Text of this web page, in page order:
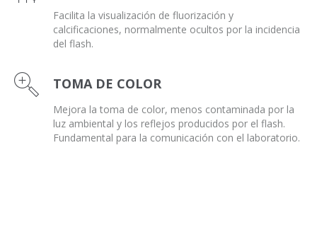
Facilita la visualización de fluorización y
calcificaciones, normalmente ocultos por la incidencia
del flash.
TOMA DE COLOR
Mejora la toma de color, menos contaminada por la
luz ambiental y los reflejos producidos por el flash.
Fundamental para la comunicación con el laboratorio.